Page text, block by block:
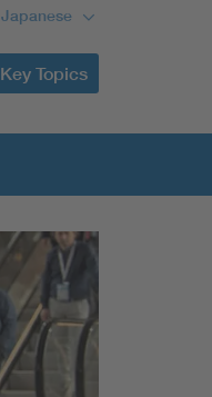
Japanese
Key Topics